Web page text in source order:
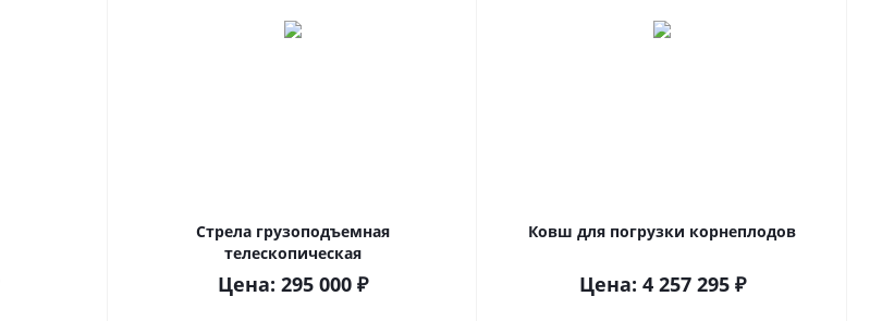
Стрела грузоподъемная
телескопическая
Цена: 295 000 ₽
Ковш для погрузки корнеплодов
Цена: 4 257 295₽